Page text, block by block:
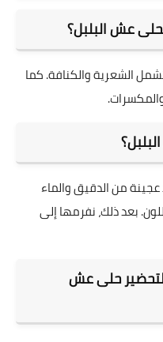
عش البلبل؟
الشعرية والكنافة. كما
عجينة من الدقيق والماء
بعد ذلك، نفرمها إلى
حلى عش